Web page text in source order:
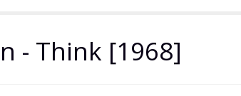
- Think [1968]